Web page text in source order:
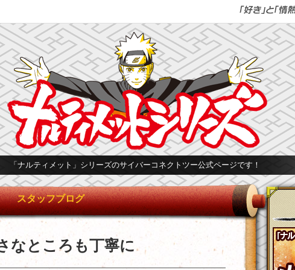
「ナルティメット」シリーズのサイバーコネクトツー公式ページです！
スタッフブログ
なところも丁寧に